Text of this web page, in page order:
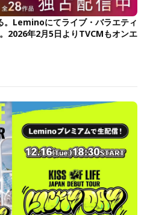
。Leminoにてライブ・バラエティ
2026年2月5日よりTVCMもオンエ